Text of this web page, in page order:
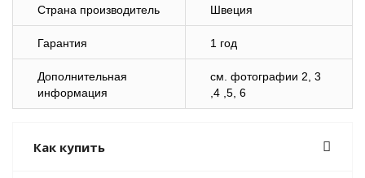
Страна производитель Швеция
Гарантия 1 год
Дополнительная
информация
cм. фотографии 2, 3
,4 ,5, 6
Как купить